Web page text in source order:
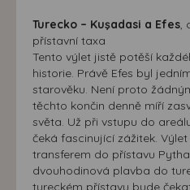
Turecko – Kuşadasi a Efes,
přístavní taxa
Tento výlet jistě potěší
historie. Právě Efes byl
starověku. Není proto
těchto končin denně míří
světa. Už při vstupu do
čeká fascinující zážitek.
transferem do přístavu
dvouhodinová plavba do
tureckém přístavu bude